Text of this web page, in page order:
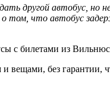
другой автобус,
о том, что автобус
вещами, без гарантии,